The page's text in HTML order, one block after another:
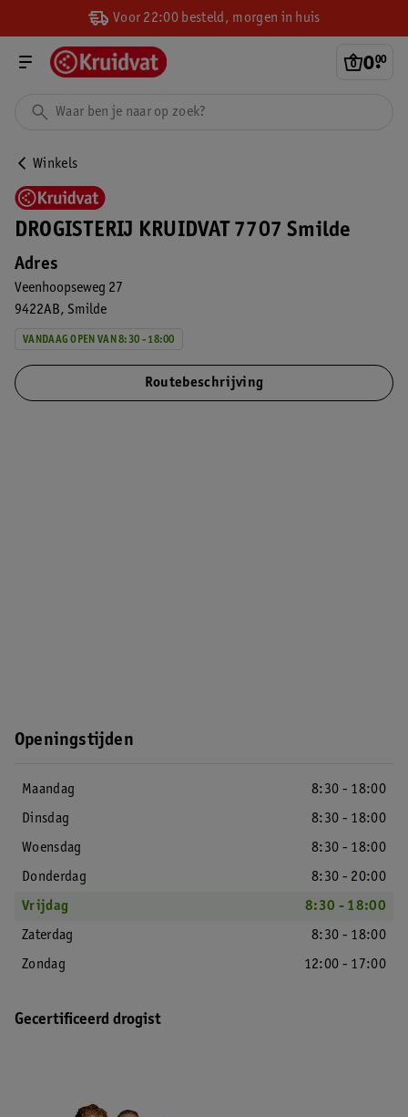
Voor 22:00 besteld, morgen in huis
0.
00
Winkels
DROGISTERIJ KRUIDVAT 7707 Smilde
Adres
Veenhoopseweg 27
9422AB
Smilde
VANDAAG OPEN VAN 8:30 - 18:00
Routebeschrijving
Openingstijden
Maandag
8:30 - 18:00
Dinsdag
8:30 - 18:00
Woensdag
8:30 - 18:00
Donderdag
8:30 - 20:00
Vrijdag
8:30 - 18:00
Zaterdag
8:30 - 18:00
Zondag
12:00 - 17:00
Gecertificeerd drogist